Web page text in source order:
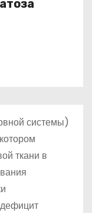
системы)
ткани в